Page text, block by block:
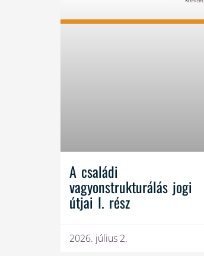
A családi
vagyonstrukturálás jogi
útjai I. rész
2026. július 2.